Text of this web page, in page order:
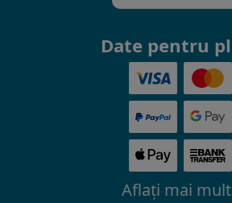
Date pentru
Aflaţi mai